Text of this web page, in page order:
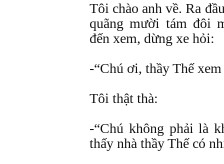
Tôi chào anh về. Ra
quãng mười tám đôi
đến xem, dừng xe hỏi:
-“Chú ơi, thầy Thế
Tôi thật thà:
-“Chú không phải là
thấy nhà thầy Thế có